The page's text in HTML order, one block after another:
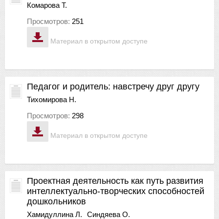
Материал в открытом доступе
Комарова Т.
Просмотров: 251
Материал в открытом доступе
Педагог и родитель: навстречу друг другу
Тихомирова Н.
Просмотров: 298
Проектная деятельность как путь развития
интеллектуально-творческих способностей
дошкольников
Хамидуллина Л.
Синдяева О.